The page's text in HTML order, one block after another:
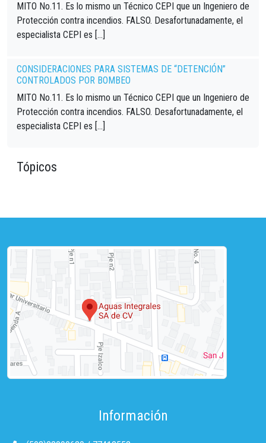
MITO No.11. Es lo mismo un Técnico CEPI que un Ingeniero de
Protección contra incendios. FALSO. Desafortunadamente, el
especialista CEPI es […]
CONSIDERACIONES PARA SISTEMAS DE “DETENCIÓN”
CONTROLADOS POR BOMBEO
MITO No.11. Es lo mismo un Técnico CEPI que un Ingeniero de
Protección contra incendios. FALSO. Desafortunadamente, el
especialista CEPI es […]
Tópicos
Información